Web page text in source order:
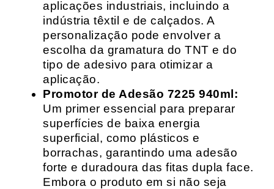
aplicações industriais, incluindo a
indústria têxtil e de calçados. A
personalização pode envolver a
escolha da gramatura do TNT e do
tipo de adesivo para otimizar a
aplicação.
Promotor de Adesão 7225 940ml:
Um primer essencial para preparar
superfícies de baixa energia
superficial, como plásticos e
borrachas, garantindo uma adesão
forte e duradoura das fitas dupla face.
Embora o produto em si não seja